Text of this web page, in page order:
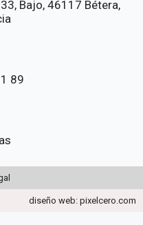
Bajo, 46117 Bétera,
89
diseño web: pixelcero.com